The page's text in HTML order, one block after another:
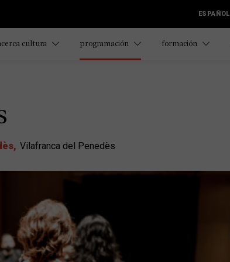
ESPAÑOL
cultura programación formación
Vilafranca del Penedès